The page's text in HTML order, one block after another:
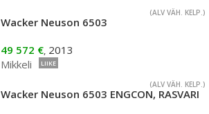
(ALV VÄH. KELP.)
Wacker Neuson 6503
49 572 €, 2013
Mikkeli
LIIKE
(ALV VÄH. KELP.)
Wacker Neuson 6503 ENGCON, RASVARI